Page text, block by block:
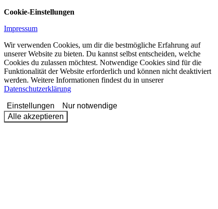
Cookie-Einstellungen
Impressum
Wir verwenden Cookies, um dir die bestmögliche Erfahrung auf
unserer Website zu bieten. Du kannst selbst entscheiden, welche
Cookies du zulassen möchtest. Notwendige Cookies sind für die
Funktionalität der Website erforderlich und können nicht deaktiviert
werden. Weitere Informationen findest du in unserer
Datenschutzerklärung
Einstellungen
Nur notwendige
Alle akzeptieren